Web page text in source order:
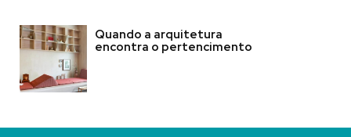
Quando a arquitetura
encontra o pertencimento